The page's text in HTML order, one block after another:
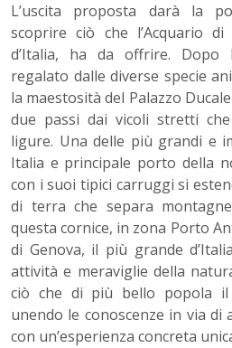
L’uscita proposta darà la
scoprire ciò che l’Acquario
d’Italia, ha da offrire. Dopo
regalato dalle diverse specie
la maestosità del Palazzo
due passi dai vicoli stretti
ligure. Una delle più grandi e
Italia e principale porto della
con i suoi tipici carruggi si
di terra che separa
questa cornice, in zona Porto
di Genova, il più grande
attività e meraviglie della
ciò che di più bello popola
unendo le conoscenze in via di
con un’esperienza concreta